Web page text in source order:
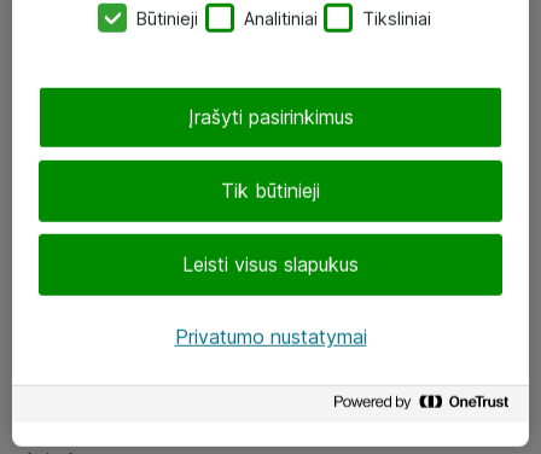
eShop@atea.lt
LinkedIn
Būtinieji Analitiniai Tiksliniai
Tik būtinieji
Leisti visus slapukus
Įrašyti pasirinkimus
Privatumo nustatymai